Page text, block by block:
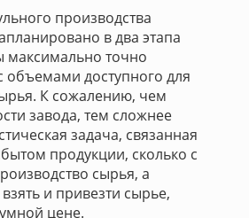
производства
в два этапа
максимально точно
объемами доступного для
К сожалению, чем
завода, тем сложнее
задача, связанная
продукции, сколько с
сырья, а
и привезти сырье,
цене.